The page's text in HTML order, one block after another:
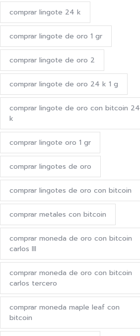
comprar lingote 24 k
comprar lingote de oro 1 gr
comprar lingote de oro 2
comprar lingote de oro 24 k 1 g
comprar lingote de oro con bitcoin 24
k
comprar lingote oro 1 gr
comprar lingotes de oro
comprar lingotes de oro con bitcoin
comprar metales con bitcoin
comprar moneda de oro con bitcoin
carlos III
comprar moneda de oro con bitcoin
carlos tercero
comprar moneda maple leaf con
bitcoin